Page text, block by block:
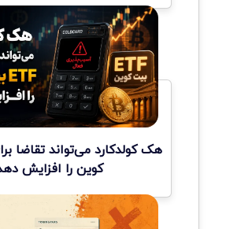
کوین را افزایش